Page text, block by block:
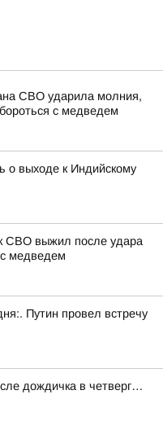
СВО ударила молния,
с медведем
о выходе к Индийскому
СВО выжил после удара
медведем
Путин провел встречу
дождичка в четверг…